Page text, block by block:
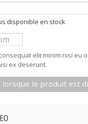
disponible en stock
elit minim nisi eu
ex deserunt.
lorsque le produit est